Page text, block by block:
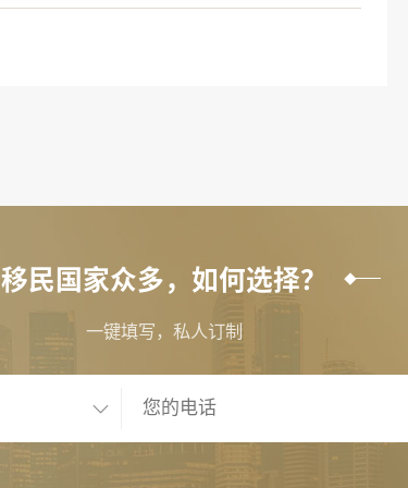
移民国家众多，如何选择？
一键填写，私人订制